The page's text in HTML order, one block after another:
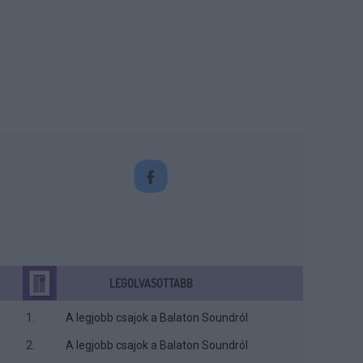
LEGOLVASOTTABB
A legjobb csajok a Balaton Soundról
A legjobb csajok a Balaton Soundról